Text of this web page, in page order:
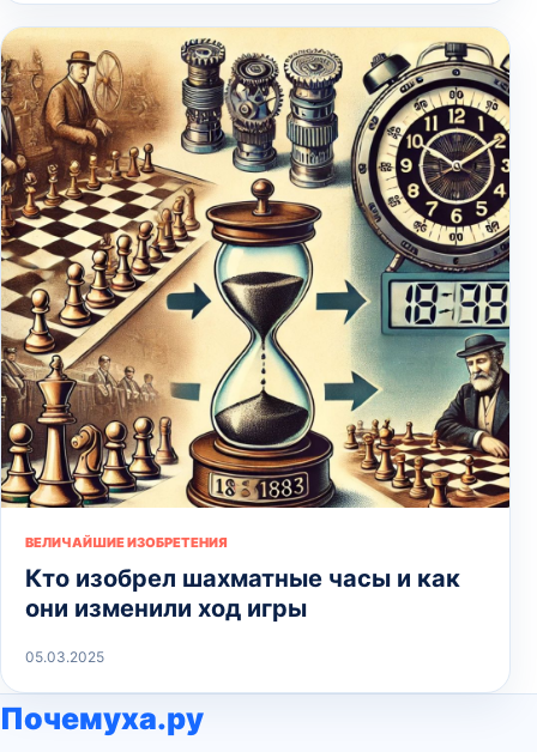
ВЕЛИЧАЙШИЕ ИЗОБРЕТЕНИЯ
Кто изобрел шахматные часы и как
они изменили ход игры
05.03.2025
Почемуха.ру